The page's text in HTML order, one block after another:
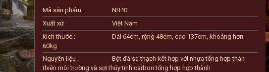
Mã sản phẩm :
NB40
Xuất xứ :
Việt Nam
kích thước :
Dài 64cm, rộng 48cm, cao 137cm, khoảng hơn
60kg
Nguyên liệu :
Bột đá sa thạch kết hợp với nhựa tổng hợp thân
thiện môi trường và sợi thủy tinh carbon tổng hợp hợp thành